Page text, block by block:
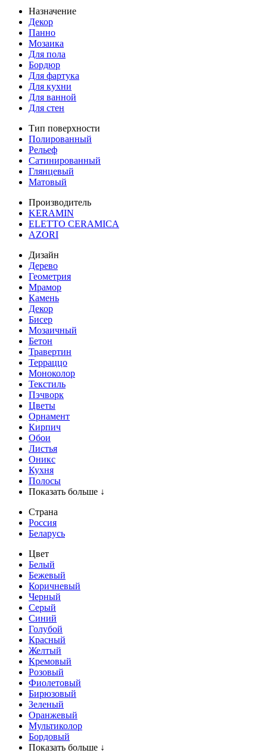
Назначение
Декор
Панно
Мозаика
Для пола
Бордюр
Для фартука
Для кухни
Для ванной
Для стен
Тип поверхности
Полированный
Рельеф
Сатинированный
Глянцевый
Матовый
Производитель
KERAMIN
ELETTO CERAMICA
AZORI
Дизайн
Дерево
Геометрия
Мрамор
Камень
Декор
Бисер
Мозаичный
Бетон
Травертин
Терраццо
Моноколор
Текстиль
Пэчворк
Цветы
Орнамент
Кирпич
Обои
Листья
Оникс
Кухня
Полосы
Показать больше ↓
Страна
Россия
Беларусь
Цвет
Белый
Бежевый
Коричневый
Черный
Серый
Синий
Голубой
Красный
Желтый
Кремовый
Розовый
Фиолетовый
Бирюзовый
Зеленый
Оранжевый
Мультиколор
Бордовый
Показать больше ↓